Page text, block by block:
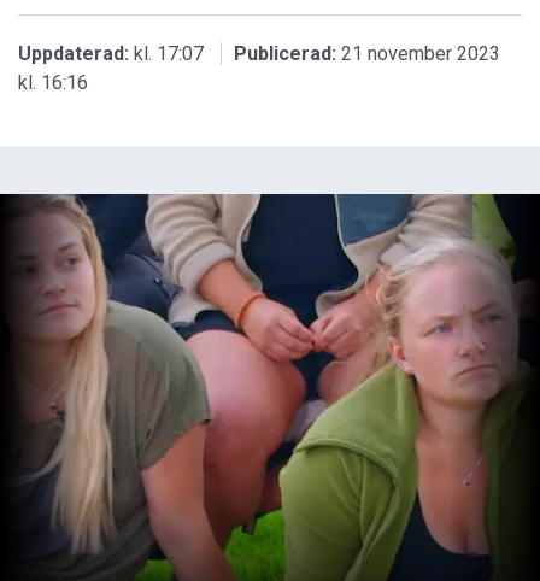
Uppdaterad: kl. 17:07 Publicerad: 21 november 2023
kl. 16:16